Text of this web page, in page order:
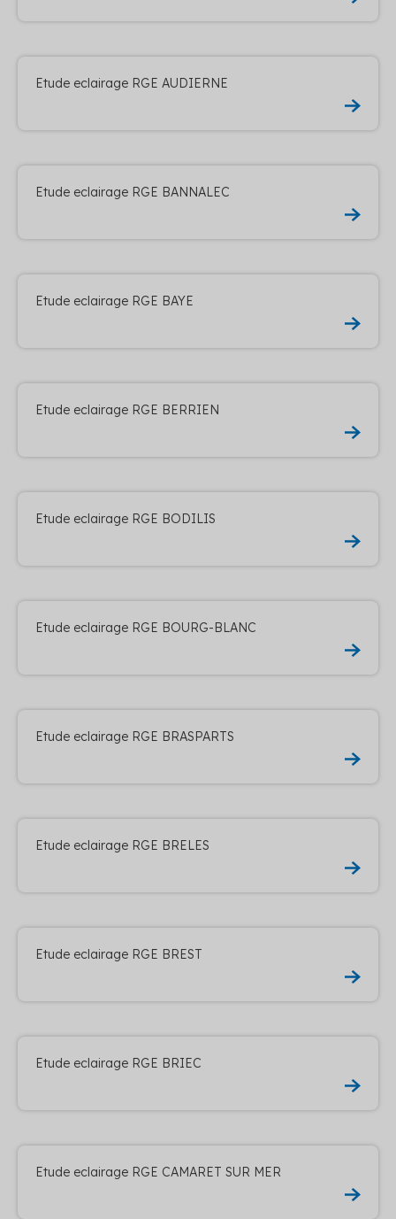
Etude eclairage RGE AUDIERNE
Etude eclairage RGE BANNALEC
Etude eclairage RGE BAYE
Etude eclairage RGE BERRIEN
Etude eclairage RGE BODILIS
Etude eclairage RGE BOURG-BLANC
Etude eclairage RGE BRASPARTS
Etude eclairage RGE BRELES
Etude eclairage RGE BREST
Etude eclairage RGE BRIEC
Etude eclairage RGE CAMARET SUR MER